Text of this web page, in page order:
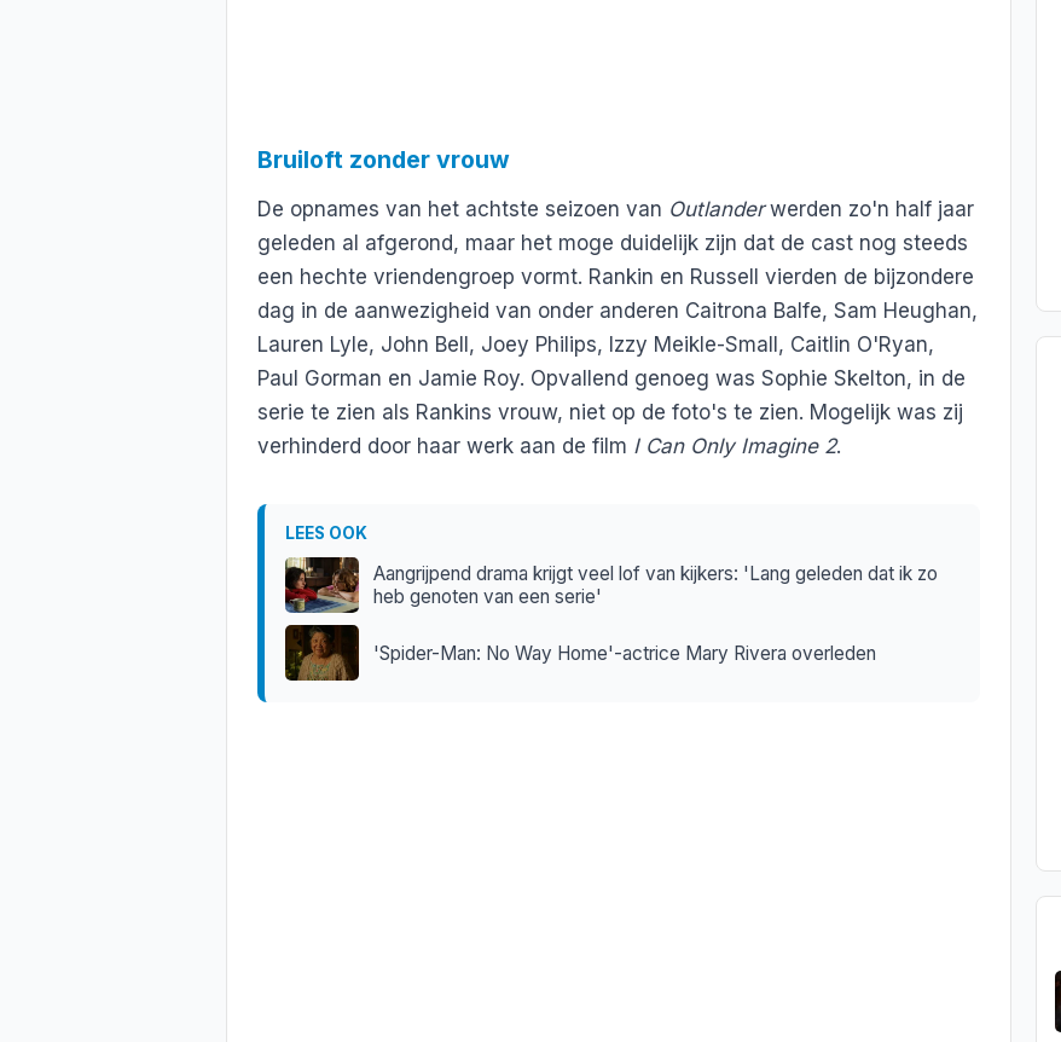
Bruiloft zonder vrouw
De opnames van het achtste seizoen van Outlanderwerden zo'n half jaar
geleden al afgerond, maar het moge duidelijk zijn dat de cast nog steeds
een hechte vriendengroep vormt. Rankin en Russell vierden de bijzondere
dag in de aanwezigheid van onder anderen Caitrona Balfe, Sam Heughan,
Lauren Lyle, John Bell, Joey Philips, Izzy Meikle-Small, Caitlin O'Ryan,
Paul Gorman en Jamie Roy. Opvallend genoeg was Sophie Skelton, in de
serie te zien als Rankins vrouw, niet op de foto's te zien. Mogelijk was zij
verhinderd door haar werk aan de film I Can Only Imagine 2.
LEES OOK
Aangrijpend drama krijgt veel lof van kijkers: 'Lang geleden dat ik zo
heb genoten van een serie'
'Spider-Man: No Way Home'-actrice Mary Rivera overleden